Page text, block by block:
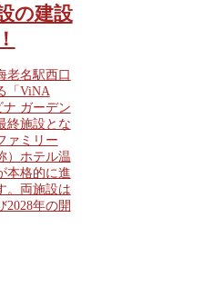
の建設
老名駅西口
「ViNA
ナ ガーデン
終施設とな
ァミリー
）ホテル温
本格的に進
。両施設は
2028年の開